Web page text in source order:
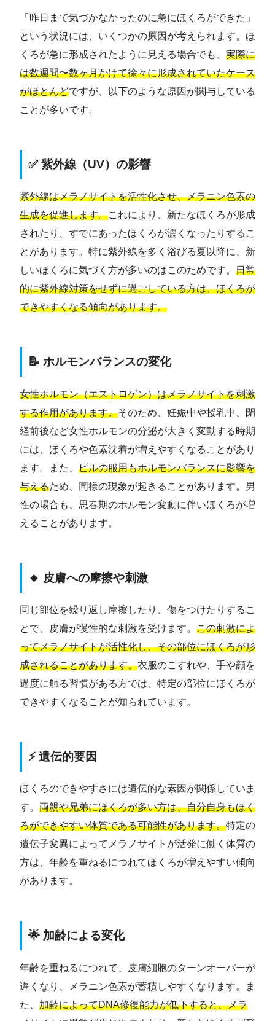
「昨日まで気づかなかったのに急にほくろができた」
という状況には、いくつかの原因が考えられます。ほ
くろが急に形成されたように見える場合でも、 実際に
は数週間〜数ヶ月かけて徐々に形成されていたケース
がほとんどですが、以下のような原因が関与している
ことが多いです。
✅ 紫外線（UV）の影響
紫外線はメラノサイトを活性化させ、メラニン色素の
生成を促進します。これにより、新たなほくろが形成
されたり、すでにあったほくろが濃くなったりするこ
とがあります。特に紫外線を多く浴びる夏以降に、新
しいほくろに気づく方が多いのはこのためです。 日常
的に紫外線対策をせずに過ごしている方は、ほくろが
できやすくなる傾向があります。
📝 ホルモンバランスの変化
女性ホルモン（エストロゲン）はメラノサイトを刺激
する作用があります。そのため、妊娠中や授乳中、閉
経前後など女性ホルモンの分泌が大きく変動する時期
には、ほくろや色素沈着が増えやすくなることがあり
ます。また、 ピルの服用もホルモンバランスに影響を
与えるため、同様の現象が起きることがあります。男
性の場合も、思春期のホルモン変動に伴いほくろが増
えることがあります。
🔸 皮膚への摩擦や刺激
同じ部位を繰り返し摩擦したり、傷をつけたりするこ
とで、皮膚が慢性的な刺激を受けます。 この刺激によ
ってメラノサイトが活性化し、その部位にほくろが形
成されることがあります。衣服のこすれや、手や顔を
過度に触る習慣がある方では、特定の部位にほくろが
できやすくなることが知られています。
⚡ 遺伝的要因
ほくろのできやすさには遺伝的な素因が関係していま
す。 両親や兄弟にほくろが多い方は、自分自身もほく
ろができやすい体質である可能性があります。特定の
遺伝子変異によってメラノサイトが活発に働く体質の
方は、年齢を重ねるにつれてほくろが増えやすい傾向
があります。
🌟 加齢による変化
年齢を重ねるにつれて、皮膚細胞のターンオーバーが
遅くなり、メラニン色素が蓄積しやすくなります。ま
た、 加齢によってDNA修復能力が低下すると、メラ